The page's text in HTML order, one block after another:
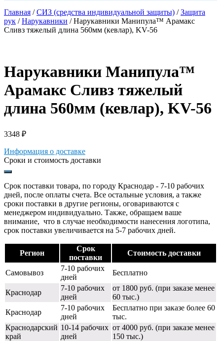
Главная /СИЗ (средства индивидуальной защиты) /Защита
рук /Нарукавники / Нарукавники Манипула™ Арамакс
Сливз тяжелый длина 560мм (кевлар), KV-56
Нарукавники Манипула™
Арамакс Сливз тяжелый
длина 560мм (кевлар), KV-56
3348 ₽
Информация о доставке
Сроки и стоимость доставки
Срок поставки товара, по городу Краснодар - 7-10 рабочих
дней, после оплаты счета. Все остальные условия, а также
сроки поставки в другие регионы, оговариваются с
менеджером индивидуально. Также, обращаем ваше
внимание, что в случае необходимости нанесения логотипа,
срок поставки увеличивается на 5-7 рабочих дней.
Регион
Срок
поставки
Стоимость доставки
Самовывоз
7-10 рабочих
дней
Бесплатно
Краснодар
7-10 рабочих
дней
от 1800 руб. (при заказе менее
60 тыс.)
Краснодар
7-10 рабочих
дней
Бесплатно при заказе более 60
тыс.
Краснодарский
край
10-14 рабочих
дней
от 4000 руб. (при заказе менее
150 тыс.)